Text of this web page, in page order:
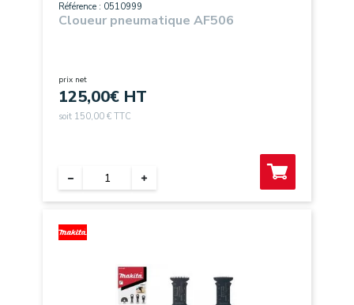
Référence : 0510999
Cloueur pneumatique AF506
prix net
125,00€ HT
soit 150,00 € TTC